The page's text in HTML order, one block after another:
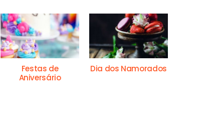
Festas de
Aniversário
Dia dos Namorados